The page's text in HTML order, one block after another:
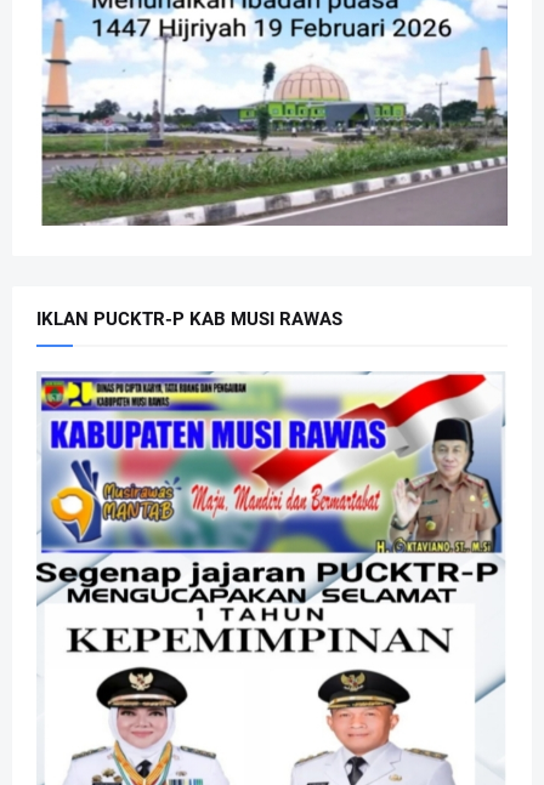
IKLAN PUCKTR-P KAB MUSI RAWAS